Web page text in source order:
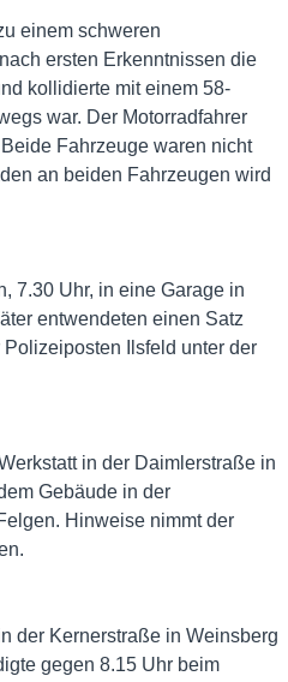
einem schweren
ersten Erkenntnissen die
kollidierte mit einem 58-
war. Der Motorradfahrer
Fahrzeuge waren nicht
an beiden Fahrzeugen wird
7.30 Uhr, in eine Garage in
entwendeten einen Satz
Ilsfeld unter der
in der Daimlerstraße in
Gebäude in der
Hinweise nimmt der
der Kernerstraße in Weinsberg
gegen 8.15 Uhr beim